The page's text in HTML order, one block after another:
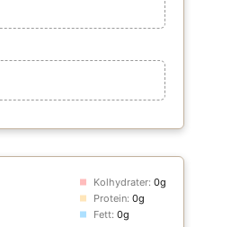
Kolhydrater: 0g
Protein: 0g
Fett: 0g